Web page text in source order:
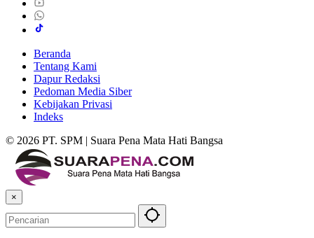
Beranda
Tentang Kami
Dapur Redaksi
Pedoman Media Siber
Kebijakan Privasi
Indeks
© 2026 PT. SPM | Suara Pena Mata Hati Bangsa
×